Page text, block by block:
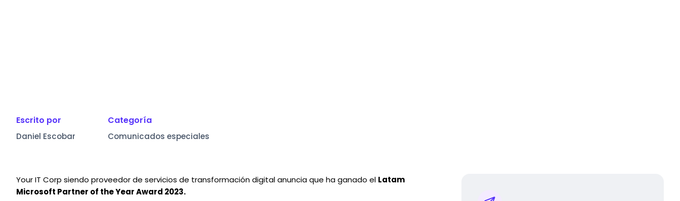
Escrito por
Daniel Escobar
Categoría
Comunicados especiales
Your IT Corp siendo proveedor de servicios de transformación digital anuncia que ha ganado el Latam
Microsoft Partner of the Year Award 2023.